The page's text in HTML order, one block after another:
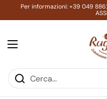
Passa ai contenuti
Per informazioni: +39 049
Apri menu